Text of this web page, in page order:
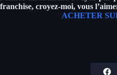
franchise, croyez-moi, vous
ACHETER